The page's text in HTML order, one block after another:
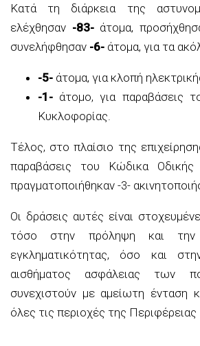
Κατά τη διάρκεια της
ελέχθησαν -83- άτομα,
συνελήφθησαν -6- άτομα, για τα
-5- άτομα, για κλοπή
-1- άτομο, για παραβάσεις
Κυκλοφορίας.
Τέλος, στο πλαίσιο της
παραβάσεις του Κώδικα Οδικής
πραγματοποιήθηκαν -3-
Οι δράσεις αυτές είναι
τόσο στην πρόληψη και την
εγκληματικότητας, όσο και
αισθήματος ασφάλειας των
συνεχιστούν με αμείωτη ένταση
όλες τις περιοχές της